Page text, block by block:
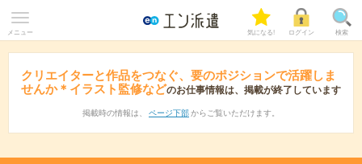
メニュー 気になる! ログイン 検索
クリエイターと作品をつなぐ、要のポジションで活躍しま
せんか＊イラスト監修などのお仕事情報は、掲載が終了しています
掲載時の情報は、 ページ下部 からご覧いただけます。